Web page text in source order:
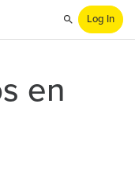
Search
Log In
en